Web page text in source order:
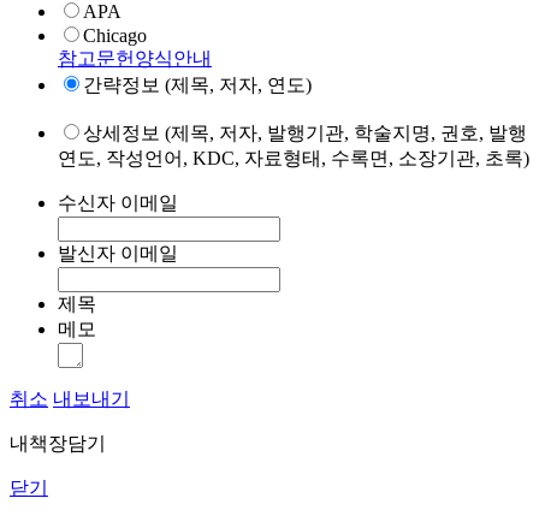
APA
Chicago
참고문헌양식안내
간략정보 (제목, 저자, 연도)
상세정보 (제목, 저자, 발행기관, 학술지명, 권호, 발행
연도, 작성언어, KDC, 자료형태, 수록면, 소장기관, 초록)
수신자 이메일
발신자 이메일
제목
메모
취소 내보내기
내책장담기
닫기